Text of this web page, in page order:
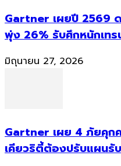
Gartner เผยปี 2569 ด
พุ่ง 26% รับศึกหนักเท
มิถุนายน 27, 2026
Gartner เผย 4 ภัยคุก
เคียวริตี้ต้องปรับแผนรั